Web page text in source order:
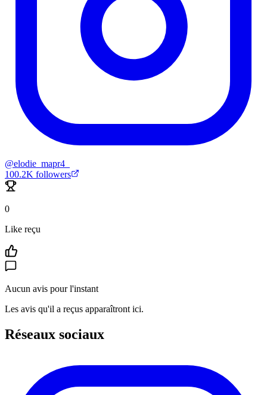
@elodie_mapr4_
100.2K followers
0
Like reçu
Aucun avis pour l'instant
Les avis qu'il a reçus apparaîtront ici.
Réseaux sociaux